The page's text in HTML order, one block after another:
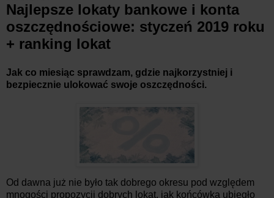
Najlepsze lokaty bankowe i konta
oszczędnościowe: styczeń 2019 roku
+ ranking lokat
Jak co miesiąc sprawdzam, gdzie najkorzystniej i
bezpiecznie ulokować swoje oszczędności.
Od dawna już nie było tak dobrego okresu pod względem
mnogości propozycji dobrych lokat, jak końcówka ubiegło